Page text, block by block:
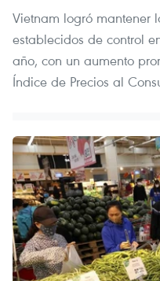
Vietnam logró mantener
establecidos de control
año, con un aumento
Índice de Precios al